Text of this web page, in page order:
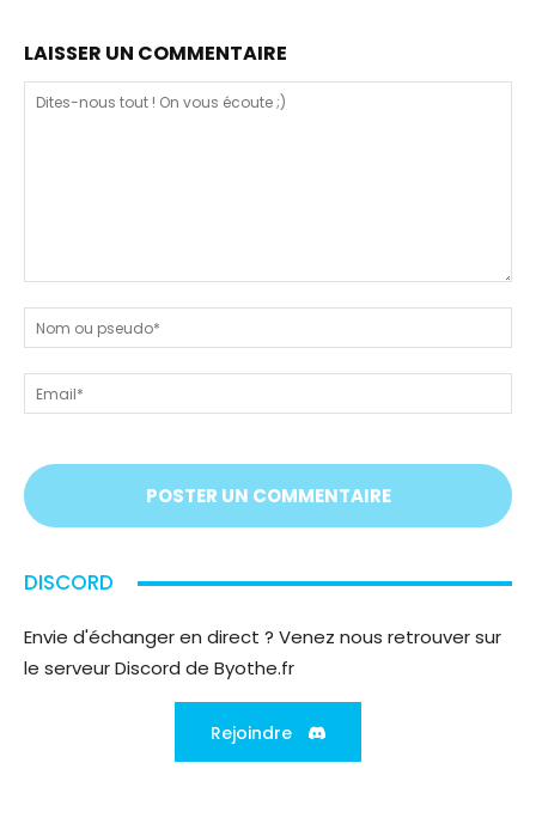
LAISSER UN COMMENTAIRE
nous
tout
!
On
vous
;)
ou
DISCORD
Envie d'échanger en direct ? Venez nous retrouver sur
le serveur Discord de Byothe.fr
Rejoindre